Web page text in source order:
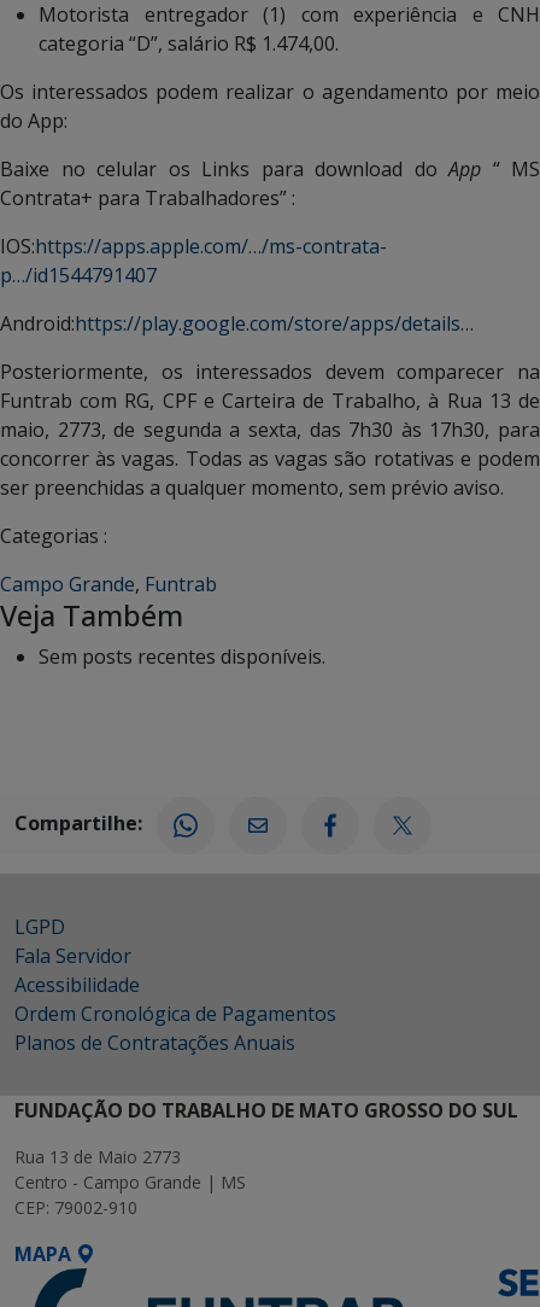
Motorista entregador (1) com experiência e CNH
categoria “D”, salário R$ 1.474,00.
Os interessados podem realizar o agendamento por meio
do App:
Baixe no celular os Links para download doApp “ MS
Contrata+ para Trabalhadores” :
IOS:https://apps.apple.com/…/ms-contrata-
p…/id1544791407
Android:https://play.google.com/store/apps/details…
Posteriormente, os interessados devem comparecer na
Funtrab com RG, CPF e Carteira de Trabalho, à Rua 13 de
maio, 2773, de segunda a sexta, das 7h30 às 17h30, para
concorrer às vagas. Todas as vagas são rotativas e podem
ser preenchidas a qualquer momento, sem prévio aviso.
Categorias :
Campo Grande, Funtrab
Veja Também
Sem posts recentes disponíveis.
Compartilhe:
LGPD
Fala Servidor
Acessibilidade
Ordem Cronológica de Pagamentos
Planos de Contratações Anuais
FUNDAÇÃO DO TRABALHO DE MATO GROSSO DO SUL
Rua 13 de Maio 2773
Centro - Campo Grande | MS
CEP: 79002-910
MAPA